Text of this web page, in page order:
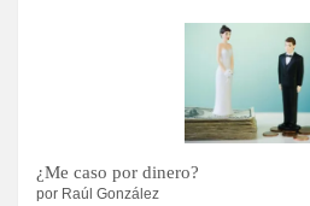
¿Me caso por dinero?
por Raúl González